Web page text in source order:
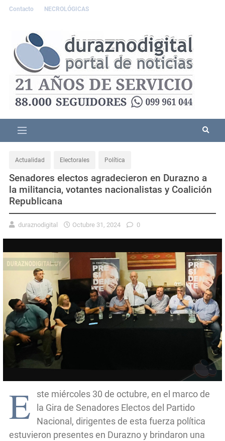
Contacto NECROLÓGICAS
Actualidad Electorales Política
Senadores electos agradecieron en Durazno a
la militancia, votantes nacionalistas y Coalición
Republicana
duraznodigital Octubre 31, 2024 0
E
ste miércoles 30 de octubre, en el marco de
la Gira de Senadores Electos del Partido
Nacional, dirigentes de esta fuerza política
estuvieron presentes en Durazno y brindaron una